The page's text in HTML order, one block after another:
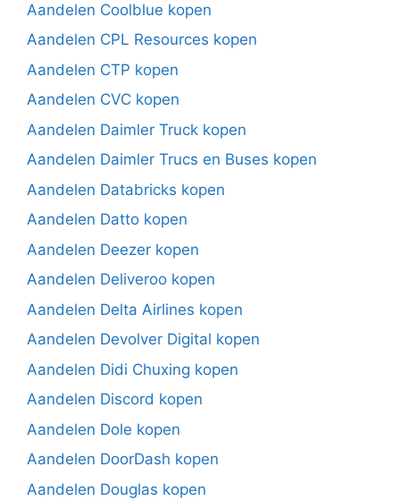
Aandelen Coolblue kopen
Aandelen CPL Resources kopen
Aandelen CTP kopen
Aandelen CVC kopen
Aandelen Daimler Truck kopen
Aandelen Daimler Trucs en Buses kopen
Aandelen Databricks kopen
Aandelen Datto kopen
Aandelen Deezer kopen
Aandelen Deliveroo kopen
Aandelen Delta Airlines kopen
Aandelen Devolver Digital kopen
Aandelen Didi Chuxing kopen
Aandelen Discord kopen
Aandelen Dole kopen
Aandelen DoorDash kopen
Aandelen Douglas kopen